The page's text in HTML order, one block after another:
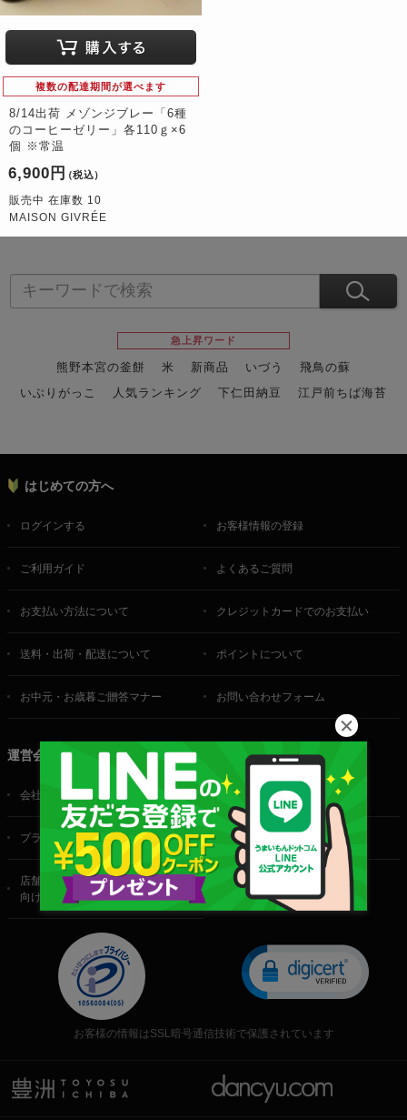
複数の配達期間が選べます
8/14出荷 メゾンジブレー「6種
のコーヒーゼリー」各110ｇ×6
個 ※常温
6,900円 （税込）
販売中 在庫数 10
MAISON GIVRÉE
急上昇ワード
熊野本宮の釜餅 米 新商品 いづう
飛鳥の蘇
いぶりがっこ
人気ランキング 下仁田納豆
江戸前ちば海苔
はじめての方へ
ログインする お客様情報の登録
ご利用ガイド よくあるご質問
お支払い方法について クレジットカードでのお支払い
送料・出荷・配送について ポイントについて
お中元・お歳暮ご贈答マナー お問い合わせフォーム
運営会社
会社概要 ご利用規約
プライバシーポリシー 特定商取引法に基づく表記
店舗・法人・生産者様
向けのお問い合わせ
お客様の情報はSSL暗号通信技術で保護されています